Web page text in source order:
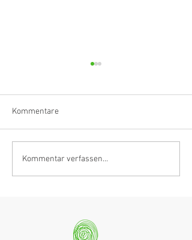
Anastasia Schmidlin:
Klarinettistin, Tonmeisterin,
Kommentare
Kommentar verfassen...